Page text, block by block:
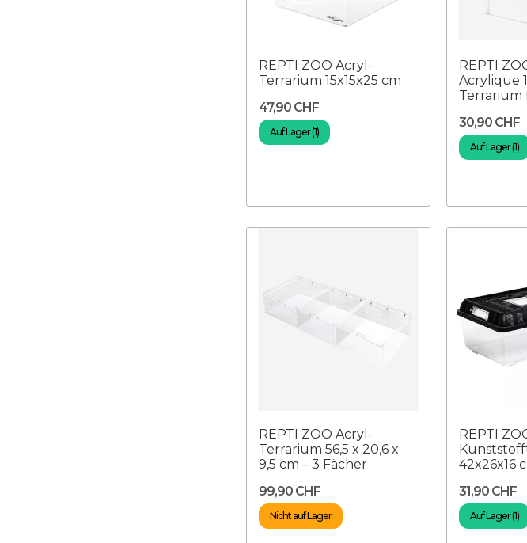
REPTI ZOO Acryl-
Terrarium 15x15x25 cm
47,90 CHF
Auf Lager (1)
REPTI
Acrylique
Terrarium
30,90 CHF
Auf Lager (1)
REPTI ZOO Acryl-
Terrarium 56,5 x 20,6 x
9,5 cm – 3 Fächer
99,90 CHF
Nicht auf Lager
REPTI
42x26x16
31,90 CHF
Auf Lager (1)